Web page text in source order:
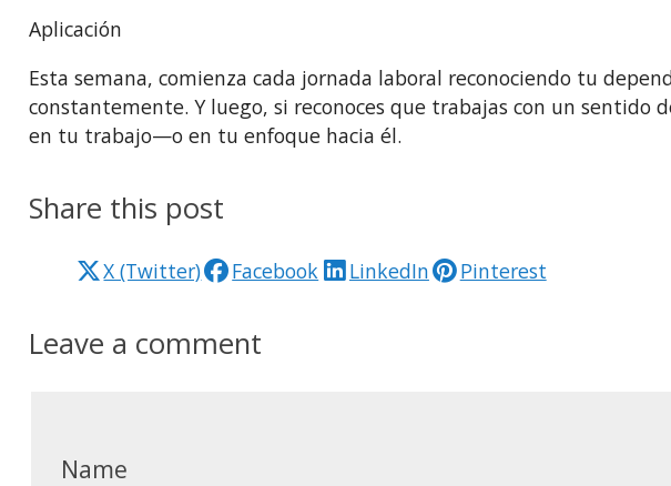
Aplicación
Esta semana, comienza cada jornada laboral reconociendo tu
constantemente. Y luego, si reconoces que trabajas con un sentido
en tu trabajo—o en tu enfoque hacia él.
Share this post
X (Twitter) Facebook LinkedIn Pinterest
Leave a comment
Name